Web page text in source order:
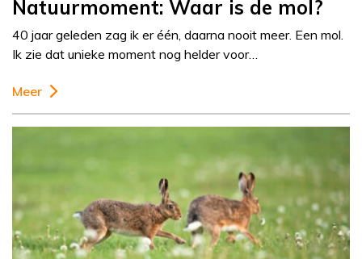
Natuurmoment: Waar is de mol?
40 jaar geleden zag ik er één, daarna nooit meer. Een mol.
Ik zie dat unieke moment nog helder voor…
Meer